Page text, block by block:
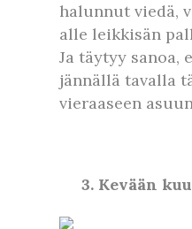
halunnut viedä,
alle leikkisän
Ja täytyy sanoa,
jännällä tavalla
vieraaseen
3. Kevään